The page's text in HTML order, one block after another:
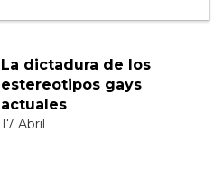
La dictadura de los
estereotipos gays
actuales
17 Abril